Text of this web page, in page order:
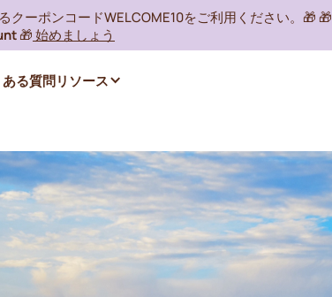
ーポンコードWELCOME10をご利用ください。🎁 🎁
🎁 始めましょう
ある質問リソース